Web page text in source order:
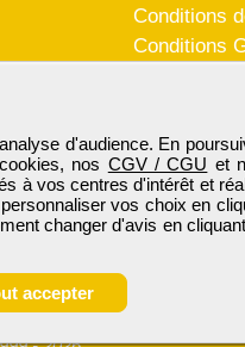
d'audience. En
nos CGV / CGU et
à vos centres d'intérêt et
vos choix en
changer d'avis en
accepter
Conditions
Conditions